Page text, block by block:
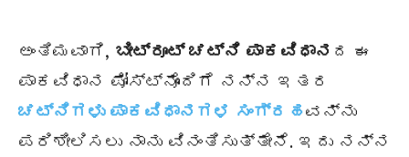
ಅಂತಿಮವಾಗಿ, ಬೀಟ್ರೂಟ್ ಚಟ್ನಿ ಪಾಕವಿಧಾನ ದ ಈ
ಪಾಕವಿಧಾನ ಪೋಸ್ಟ್ನೊಂದಿಗೆ ನನ್ನ ಇತರ
ಚಟ್ನಿಗಳು ಪಾಕವಿಧಾನಗಳ ಸಂಗ್ರಹವನ್ನು
ಪರಿಶೀಲಿಸಲು ನಾನು ವಿನಂತಿಸುತ್ತೇನೆ. ಇದು ನನ್ನ